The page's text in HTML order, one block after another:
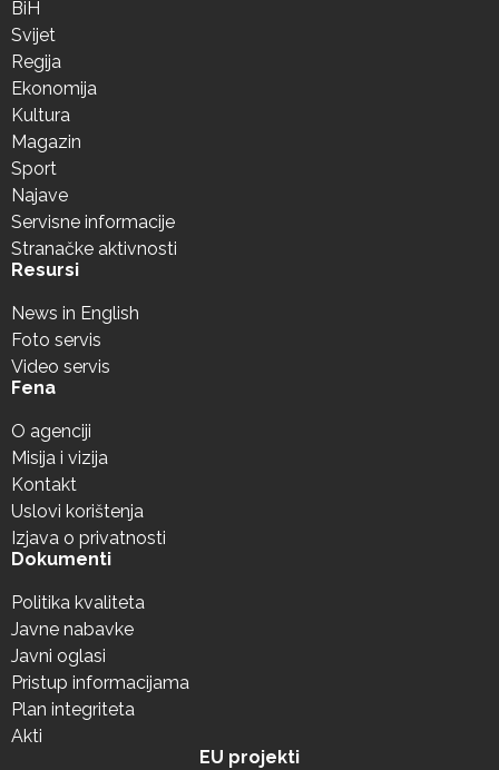
BiH
Svijet
Regija
Ekonomija
Kultura
Magazin
Sport
Najave
Servisne informacije
Stranačke aktivnosti
Resursi
News in English
Foto servis
Video servis
Fena
O agenciji
Misija i vizija
Kontakt
Uslovi korištenja
Izjava o privatnosti
Dokumenti
Politika kvaliteta
Javne nabavke
Javni oglasi
Pristup informacijama
Plan integriteta
Akti
EU projekti